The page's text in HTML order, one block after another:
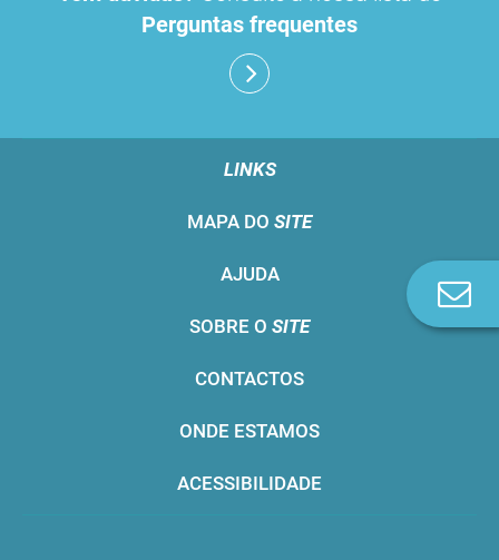
Perguntas frequentes
LINKS
MAPA DO SITE
AJUDA
SOBRE O SITE
CONTACTOS
ONDE ESTAMOS
ACESSIBILIDADE